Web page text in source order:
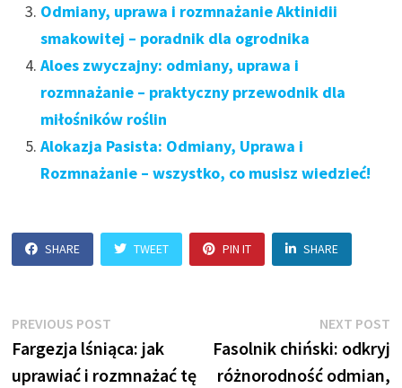
Odmiany, uprawa i rozmnażanie Aktinidii
smakowitej – poradnik dla ogrodnika
Aloes zwyczajny: odmiany, uprawa i
rozmnażanie – praktyczny przewodnik dla
miłośników roślin
Alokazja Pasista: Odmiany, Uprawa i
Rozmnażanie – wszystko, co musisz wiedzieć!
SHARE TWEET PIN IT SHARE
Nawigacja
wpisu
PREVIOUS POST
post:
Fargezja lśniąca: jak
uprawiać i rozmnażać tę
NEXT POST
Fasolnik chiński: odkryj
różnorodność odmian,